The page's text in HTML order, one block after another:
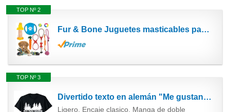
TOP Nº 2
Fur & Bone Juguetes masticables para cachorros, entrenamiento de dentición, paquete de 10 unidades,...
TOP Nº 3
Divertido texto en alemán "Me gustan los árboles que sostienen la boca Camiseta
Ligero, Encaje clasico, Manga de doble